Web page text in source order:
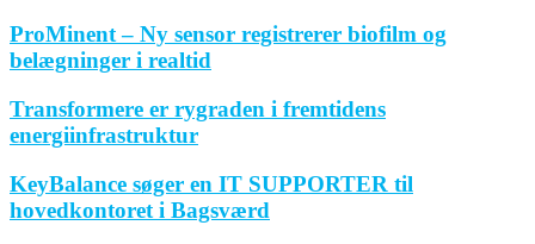
ProMinent – Ny sensor registrerer biofilm og
belægninger i realtid
Transformere er rygraden i fremtidens
energiinfrastruktur
KeyBalance søger en IT SUPPORTER til
hovedkontoret i Bagsværd